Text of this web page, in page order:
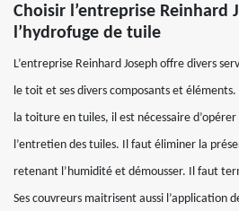
Choisir l’entreprise Reinhard
l’hydrofuge de tuile
L’entreprise Reinhard Joseph offre divers
le toit et ses divers composants et
la toiture en tuiles, il est nécessaire
l’entretien des tuiles. Il faut éliminer la
retenant l’humidité et démousser. Il faut
Ses couvreurs maitrisent aussi l’application